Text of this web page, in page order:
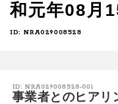
和元年08月
ID: NRA029008528
ID: NRA029008528-001
事業者とのヒアリ